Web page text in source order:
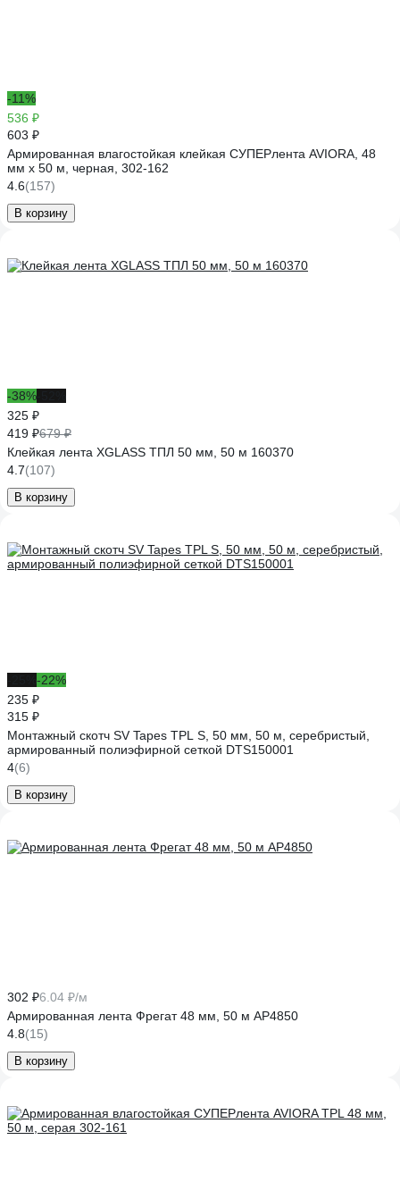
-11%
536 ₽
603 ₽
Армированная влагостойкая клейкая СУПЕРлента AVIORA, 48
мм х 50 м, черная, 302-162
4.6(157)
В корзину
-38%
325 ₽
419 ₽679 ₽
Клейкая лента XGLASS ТПЛ 50 мм, 50 м 160370
4.7(107)
В корзину
-22%
235 ₽
315 ₽
Монтажный скотч SV Tapes TPL S, 50 мм, 50 м, серебристый,
армированный полиэфирной сеткой DTS150001
4(6)
В корзину
302 ₽6.04 ₽/м
Армированная лента Фрегат 48 мм, 50 м АР4850
4.8(15)
В корзину